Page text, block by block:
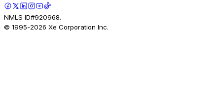
NMLS ID#920968.
© 1995-2026 Xe Corporation Inc.